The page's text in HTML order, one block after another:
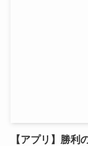
【アプリ】勝利